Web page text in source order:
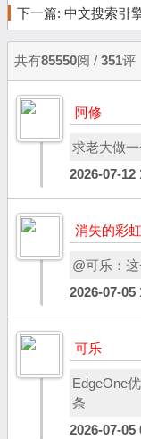
下一篇: 中文搜索引
共有85550阅 / 351评
阿修
求老大做
2026-07-12
消失的彩
@可乐：
2026-07-05
可乐
EdgeOne
条
2026-07-05